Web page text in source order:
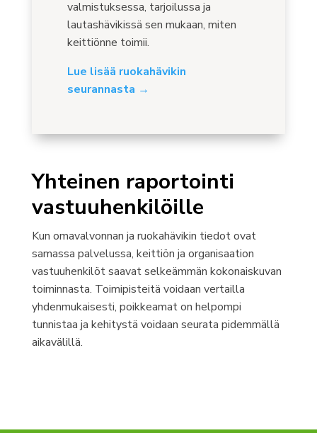
valmistuksessa, tarjoilussa ja
lautashävikissä sen mukaan, miten
keittiönne toimii.
Lue lisää ruokahävikin
seurannasta →
Yhteinen raportointi
vastuuhenkilöille
Kun omavalvonnan ja ruokahävikin tiedot ovat
samassa palvelussa, keittiön ja organisaation
vastuuhenkilöt saavat selkeämmän kokonaiskuvan
toiminnasta. Toimipisteitä voidaan vertailla
yhdenmukaisesti, poikkeamat on helpompi
tunnistaa ja kehitystä voidaan seurata pidemmällä
aikavälillä.